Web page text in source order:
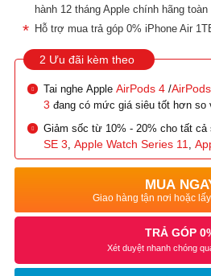
hành 12 tháng Apple chính hãng toàn
Hỗ trợ mua trả góp 0% iPhone Air
2 Ưu đãi kèm theo
Tai nghe AppleAirPods 4 /
3 đang có mức giá siêu tốt hơn
Giảm sốc từ 10% - 20% cho tất
SE 3,Apple Watch Series 11 ,
MUA
Giao hàng tận nơi hoặc
TRẢ GÓP
Xét duyệt nhanh chóng